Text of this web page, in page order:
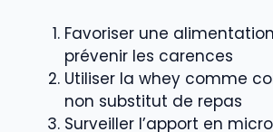
Favoriser une
prévenir les carences
Utiliser la whey comme
non substitut de repas
Surveiller l’apport en